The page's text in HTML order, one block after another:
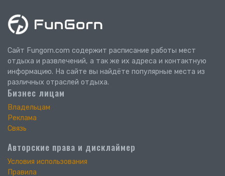
Сайт Fungorn.com содержит расписание работы мест
отдыха и развлечений, а так же их адреса и контактную
информацию. На сайте вы найдёте популярные места из
различных отраслей отдыха.
Бизнес лицам
Владельцам
Реклама
Связь
Авторские права и дисклаймер
Условия использования
Правила